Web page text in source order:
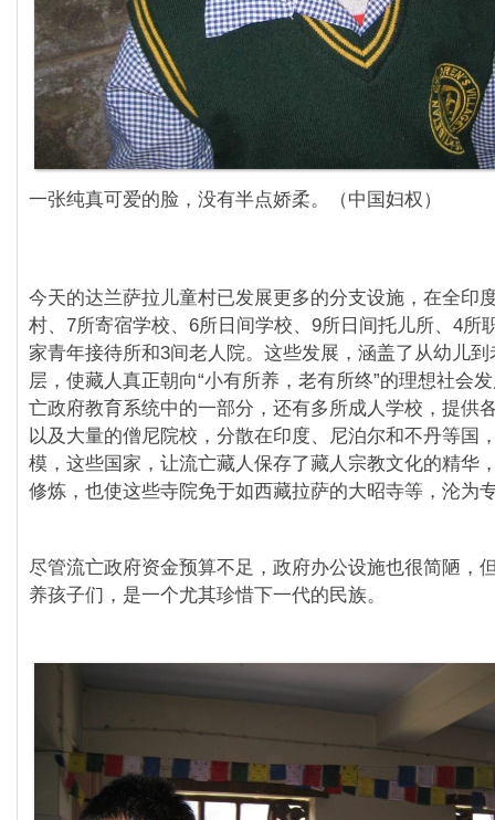
一张纯真可爱的脸，没有半点娇柔。（中国妇权）
今天的达兰萨拉儿童村已发展更多的分支设施，在全印
村、7所寄宿学校、6所日间学校、9所日间托儿所、4所
家青年接待所和3间老人院。这些发展，涵盖了从幼儿
层，使藏人真正朝向“小有所养，老有所终”的理想社会
亡政府教育系统中的一部分，还有多所成人学校，提供
以及大量的僧尼院校，分散在印度、尼泊尔和不丹等国
模，这些国家，让流亡藏人保存了藏人宗教文化的精华
修炼，也使这些寺院免于如西藏拉萨的大昭寺等，沦为
尽管流亡政府资金预算不足，政府办公设施也很简陋，
养孩子们，是一个尤其珍惜下一代的民族。